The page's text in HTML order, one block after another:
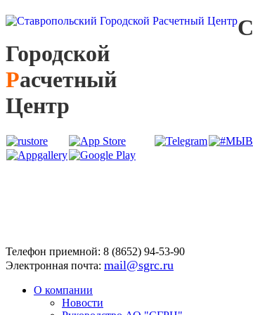
С
Городской
Расчетный
Центр
Телефон приемной: 8 (8652) 94-53-90
Электронная почта: mail@sgrc.ru
О компании
Новости